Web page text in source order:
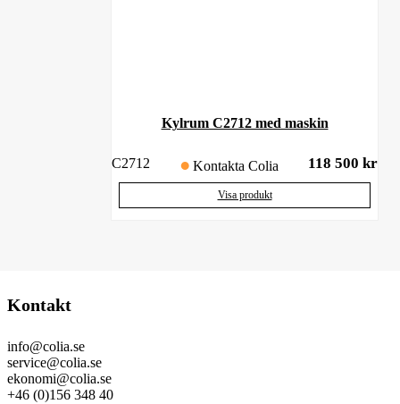
Kylrum C2712 med maskin
C2712 Kontakta Colia 118 500 kr
Visa produkt
Kontakt
info@colia.se
service@colia.se
ekonomi@colia.se
+46 (0)156 348 40